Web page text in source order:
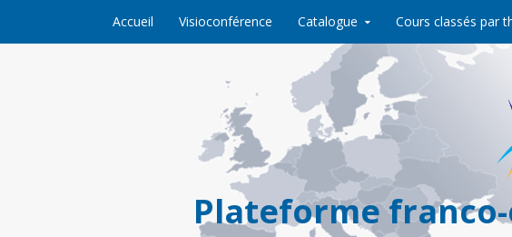
Accueil Visioconférence Catalogue Cours classés par
Plateforme